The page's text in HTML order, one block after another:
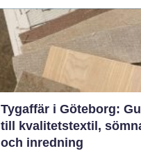
Tygaffär i Göteborg:
till kvalitetstextil,
och inredning